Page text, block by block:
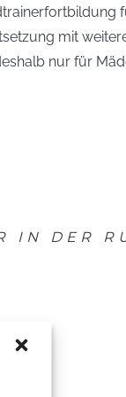
mit
nur für
IN DER